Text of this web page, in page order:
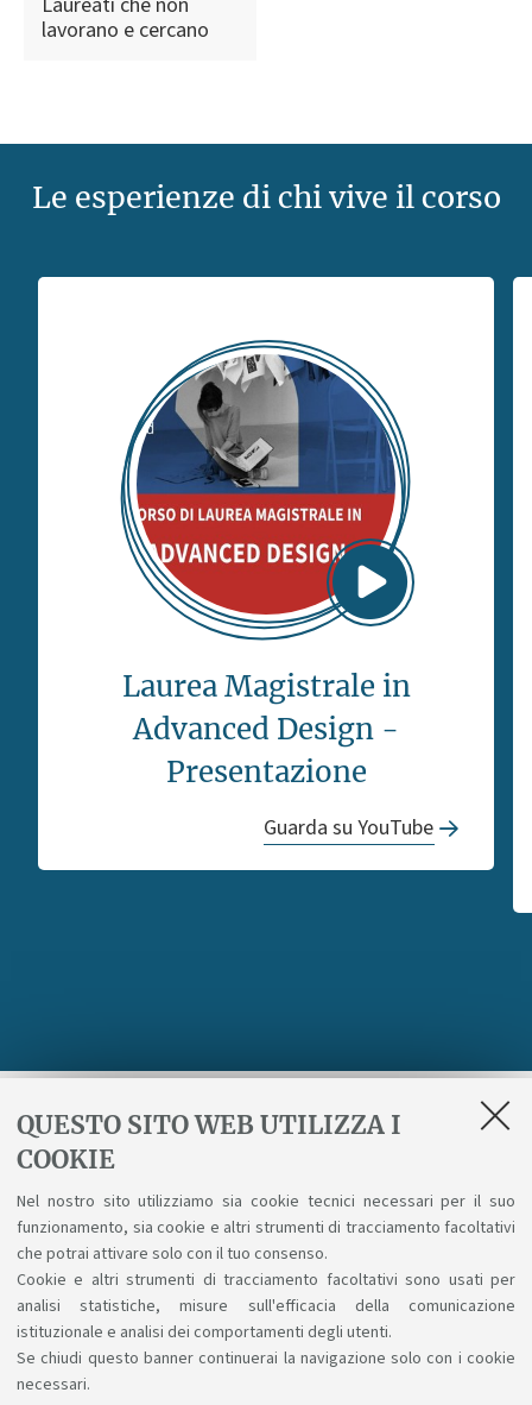
QUESTO SITO WEB UTILIZZA I
COOKIE
Nel nostro sito utilizziamo sia cookie tecnici necessari per il suo
funzionamento, sia cookie e altri strumenti di tracciamento facoltativi
che potrai attivare solo con il tuo consenso.
Cookie e altri strumenti di tracciamento facoltativi sono usati per
analisi statistiche, misure sull'efficacia della comunicazione
istituzionale e analisi dei comportamenti degli utenti.
Se chiudi questo banner continuerai la navigazione solo con i cookie
necessari.
lavorano e cercano
Le esperienze di chi vive il corso
Laurea Magistrale in
Advanced Design -
Presentazione
Guarda su YouTube
Ricevi aggiornamenti sul corso
Invia
Ho letto l'informativa sulla privacye acconsento al
trattamento dei miei dati personali